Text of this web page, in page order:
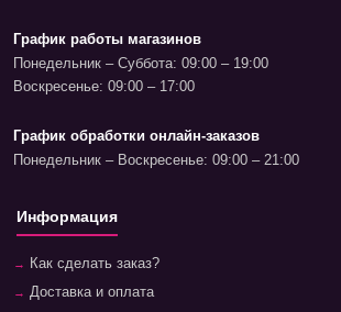
График работы магазинов
Понедельник – Суббота: 09:00 – 19:00
Воскресенье: 09:00 – 17:00
График обработки онлайн-заказов
Понедельник – Воскресенье: 09:00 – 21:00
Информация
Как сделать заказ?
Доставка и оплата